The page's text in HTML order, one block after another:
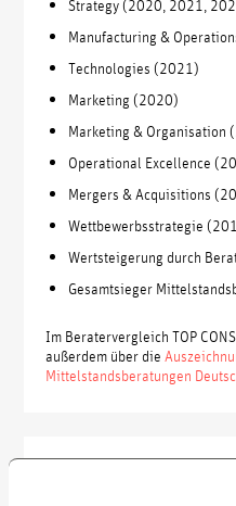
Strategy (2020, 2021,
Manufacturing &
Technologies (2021)
Marketing (2020)
Marketing & Organisation
Operational Excellence
Mergers & Acquisitions
Wettbewerbsstrategie
Wertsteigerung durch
Gesamtsieger
Im Beratervergleich TOP
außerdem über die
Mittelstandsberatungen